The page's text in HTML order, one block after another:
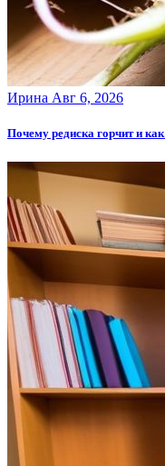
Ирина Авг 6, 2026
Почему редиска горчит и